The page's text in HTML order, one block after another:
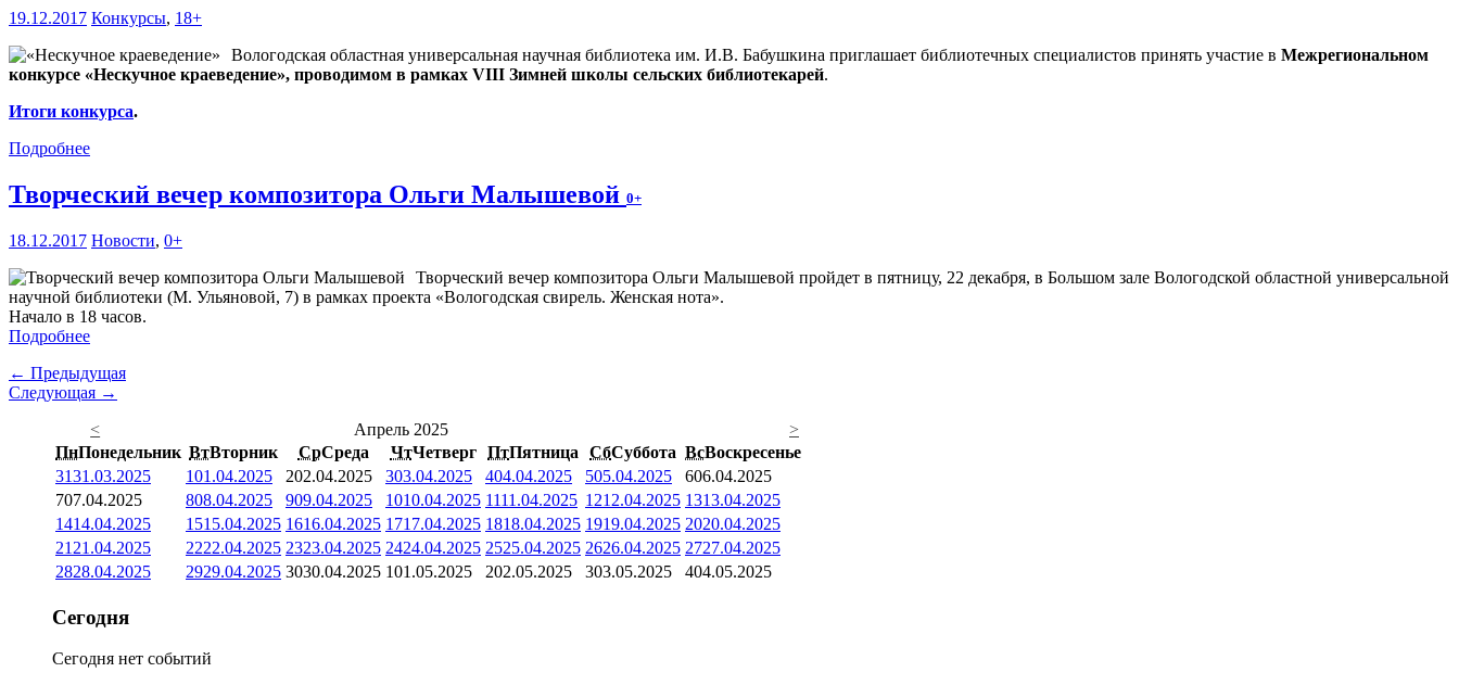
19.12.2017 Конкурсы, 18+
Вологодская областная универсальная научная библиотека им. И.В. Бабушкина приглашает библиотечных специалистов принять участие в Межрегиональном
конкурсе «Нескучное краеведение», проводимом в рамках VIII Зимней школы сельских библиотекарей.
Итоги конкурса.
Подробнее
Творческий вечер композитора Ольги Малышевой 0+
18.12.2017 Новости, 0+
Творческий вечер композитора Ольги Малышевой пройдет в пятницу, 22 декабря, в Большом зале Вологодской областной универсальной
научной библиотеки (М. Ульяновой, 7) в рамках проекта «Вологодская свирель. Женская нота».
Начало в 18 часов.
Подробнее
← Предыдущая
Следующая →
<
Апрель 2025
>
ПнПонедельник ВтВторник СрСреда ЧтЧетверг ПтПятница СбСуббота ВсВоскресенье
3131.03.2025 101.04.2025 202.04.2025 303.04.2025 404.04.2025 505.04.2025 606.04.2025
707.04.2025 808.04.2025 909.04.2025 1010.04.2025 1111.04.2025 1212.04.2025 1313.04.2025
1414.04.2025 1515.04.2025 1616.04.2025 1717.04.2025 1818.04.2025 1919.04.2025 2020.04.2025
21 21.04.2025 2222.04.2025 2323.04.2025 2424.04.2025 2525.04.2025 2626.04.2025 2727.04.2025
2828.04.2025 2929.04.2025 3030.04.2025 101.05.2025 202.05.2025 303.05.2025 404.05.2025
Сегодня
Сегодня нет событий